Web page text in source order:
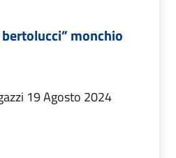
monchio
19 Agosto 2024